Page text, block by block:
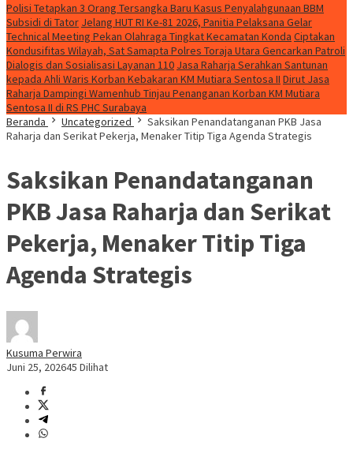
Polisi Tetapkan 3 Orang Tersangka Baru Kasus Penyalahgunaan BBM
Subsidi di Tator Jelang HUT RI Ke-81 2026, Panitia Pelaksana Gelar
Technical Meeting Pekan Olahraga Tingkat Kecamatan Konda Ciptakan
Kondusifitas Wilayah, Sat Samapta Polres Toraja Utara Gencarkan Patroli
Dialogis dan Sosialisasi Layanan 110 Jasa Raharja Serahkan Santunan
kepada Ahli Waris Korban Kebakaran KM Mutiara Sentosa II Dirut Jasa
Raharja Dampingi Wamenhub Tinjau Penanganan Korban KM Mutiara
Sentosa II di RS PHC Surabaya
Beranda
Uncategorized
Saksikan Penandatanganan PKB Jasa
Raharja dan Serikat Pekerja, Menaker Titip Tiga Agenda Strategis
Saksikan Penandatanganan
PKB Jasa Raharja dan Serikat
Pekerja, Menaker Titip Tiga
Agenda Strategis
Kusuma Perwira
Juni 25, 202645 Dilihat